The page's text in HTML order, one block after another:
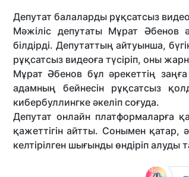
Депутат балаларды рұқсатсыз
Мәжіліс депутаты Мұрат Әбенов
білдірді. Депутаттың айтуынша,
рұқсатсыз видеоға түсіріп, оны
Мұрат Әбенов бұл әрекеттің
адамның бейнесін рұқсатсыз
кибербуллингке әкеліп соғуда.
Депутат онлайн платформаларға
қажеттігін айтты. Сонымен қатар,
келтірілген шығынды өндіріп